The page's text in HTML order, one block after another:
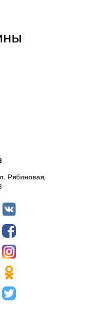
Рябиновая,